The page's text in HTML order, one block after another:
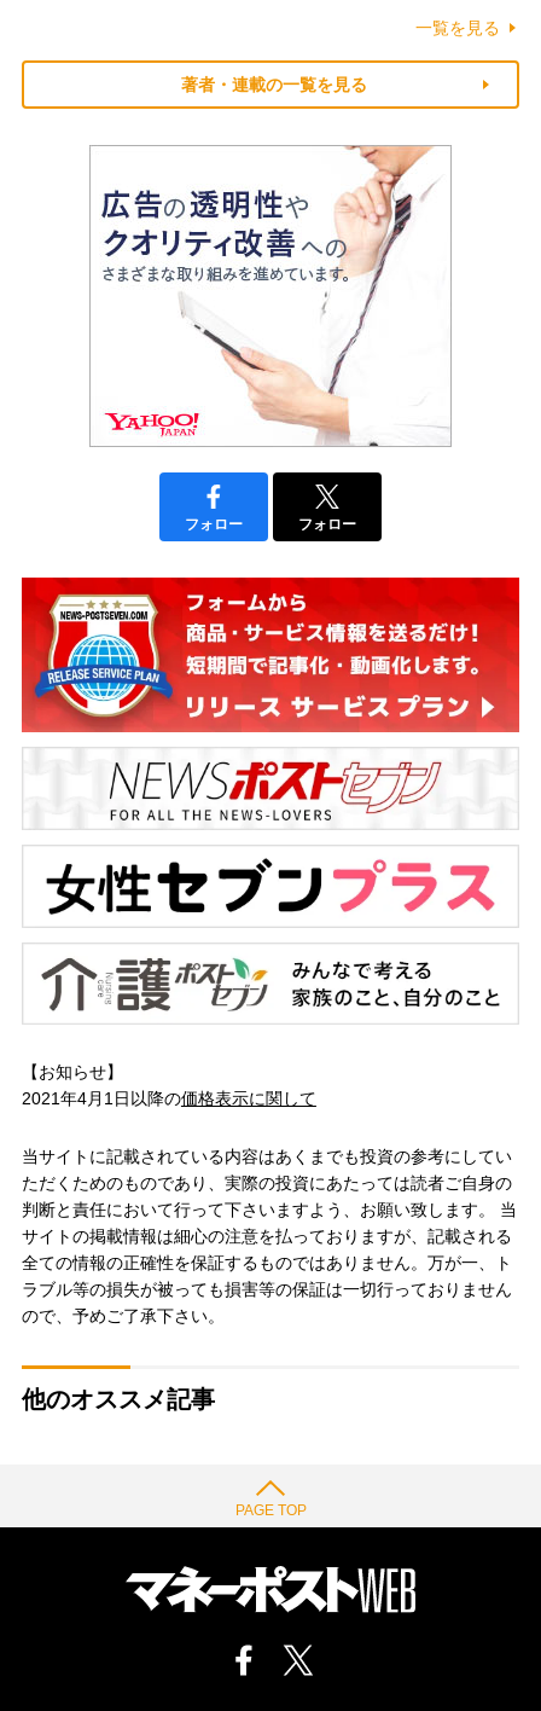
一覧を見る
著者・連載の一覧を見る
フォロー フォロー
【お知らせ】
2021年4月1日以降の価格表示に関して
当サイトに記載されている内容はあくまでも投資の参考にしてい
ただくためのものであり、実際の投資にあたっては読者ご自身の
判断と責任において行って下さいますよう、お願い致します。 当
サイトの掲載情報は細心の注意を払っておりますが、記載される
全ての情報の正確性を保証するものではありません。万が一、ト
ラブル等の損失が被っても損害等の保証は一切行っておりません
ので、予めご了承下さい。
他のオススメ記事
PAGE TOP